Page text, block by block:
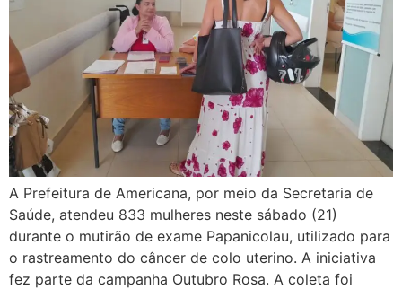
A Prefeitura de Americana, por meio da Secretaria de
Saúde, atendeu 833 mulheres neste sábado (21)
durante o mutirão de exame Papanicolau, utilizado para
o rastreamento do câncer de colo uterino. A iniciativa
fez parte da campanha Outubro Rosa. A coleta foi